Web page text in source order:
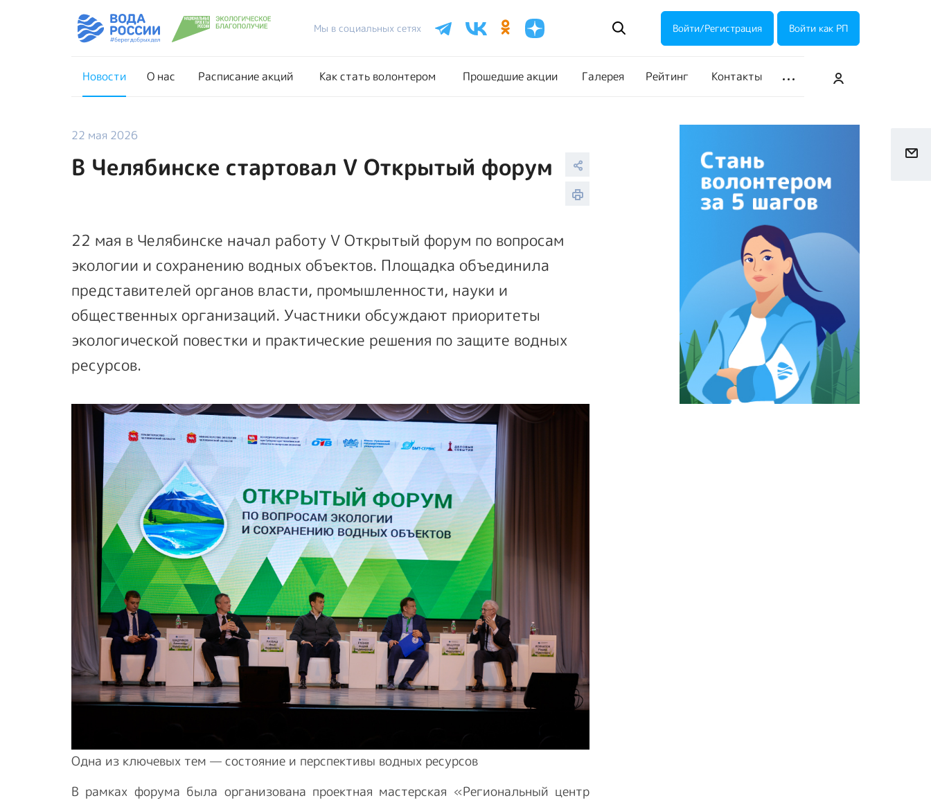
Мы в социальных сетях Войти/Регистрация Войти как РП
Новости О нас Расписание акций Как стать волонтером Прошедшие акции Галерея Рейтинг Контакты
Новости О нас Как стать волонтером Прошедшие акции
22 мая 2026
В Челябинске стартовал V Открытый форум
22 мая в Челябинске начал работу V Открытый форум по вопросам
экологии и сохранению водных объектов. Площадка объединила
представителей органов власти, промышленности, науки и
общественных организаций. Участники обсуждают приоритеты
экологической повестки и практические решения по защите водных
ресурсов.
Одна из ключевых тем — состояние и перспективы водных ресурсов
В рамках форума была организована проектная мастерская «Региональный центр